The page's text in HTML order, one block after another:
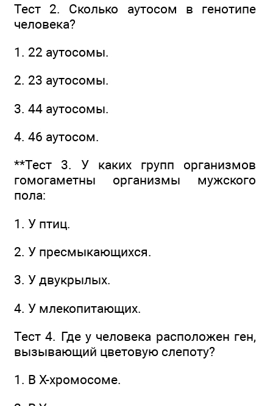
Тест 2. Сколько аутосом в генотипе
человека?
1. 22 аутосомы.
2. 23 аутосомы.
3. 44 аутосомы.
4. 46 аутосом.
**Тест 3. У каких групп организмов
гомогаметны организмы мужского
пола:
1. У птиц.
2. У пресмыкающихся.
3. У двукрылых.
4. У млекопитающих.
Тест 4. Где у человека расположен ген,
вызывающий цветовую слепоту?
1. В Х-хромосоме.